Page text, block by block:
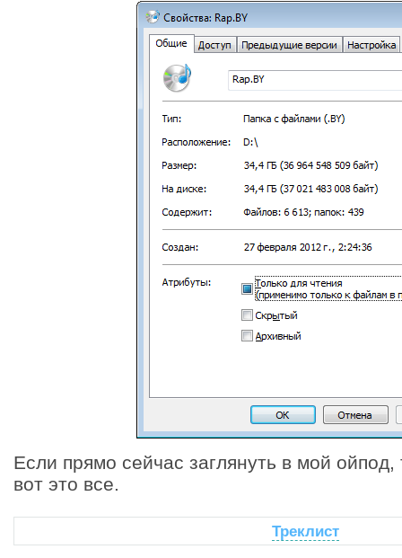
Если прямо сейчас заглянуть в мой
вот это все.
Треклист